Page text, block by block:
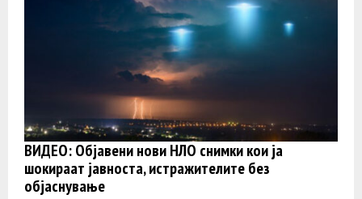
ВИДЕО: Објавени нови НЛО снимки кои ја
шокираат јавноста, истражителите без
објаснување